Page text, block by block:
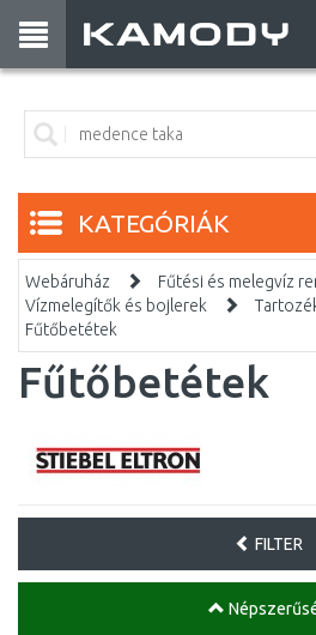
KATEGÓRIÁK
Webáruház
Fűtési és melegvíz
Vízmelegítők és bojlerek
Fűtőbetétek
Fűtőbetétek
FILTER